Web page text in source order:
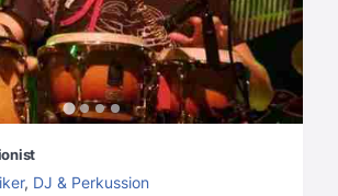
, DJ & Perkussion